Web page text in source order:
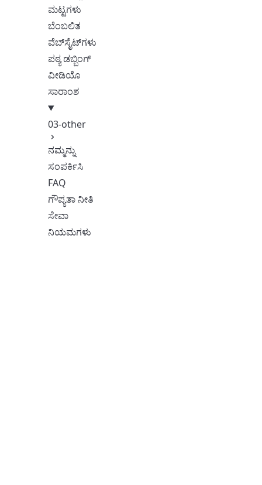
ಮಟ್ಟಗಳು
ಬೆಂಬಲಿತ
ವೆಬ್‌ಸೈಟ್‌ಗಳು
ಪಠ್ಯ ಡಬ್ಬಿಂಗ್
ವೀಡಿಯೊ
ಸಾರಾಂಶ
03-other
ನಮ್ಮನ್ನು
ಸಂಪರ್ಕಿಸಿ
FAQ
ಗೌಪ್ಯತಾ ನೀತಿ
ಸೇವಾ
ನಿಯಮಗಳು